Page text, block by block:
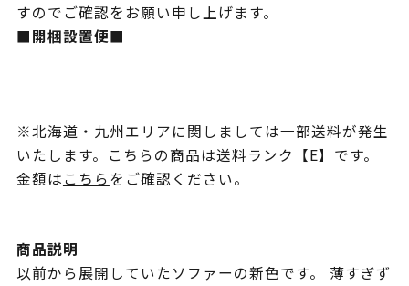
すのでご確認をお願い申し上げます。
■開梱設置便■
※北海道・九州エリアに関しましては一部送料が発生
いたします。こちらの商品は送料ランク【E】です。
金額はこちらをご確認ください。
商品説明
以前から展開していたソファーの新色です。 薄すぎず